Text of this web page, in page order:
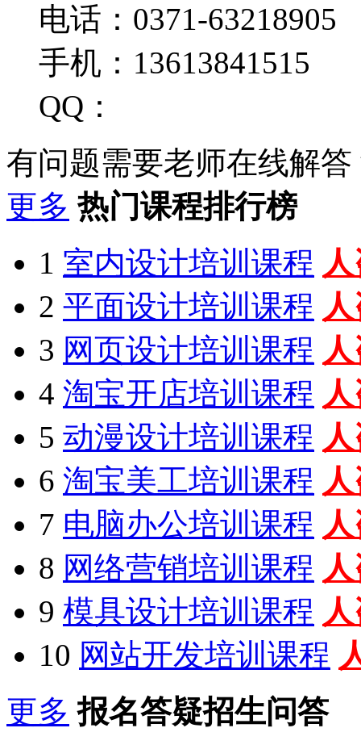
电话：0371-63218905
手机：13613841515
QQ：
有问题需要老师在线解答
更多 热门课程排行榜
1 室内设计培训课程
2 平面设计培训课程
3 网页设计培训课程
4 淘宝开店培训课程
5 动漫设计培训课程
6 淘宝美工培训课程
7 电脑办公培训课程
8 网络营销培训课程
9 模具设计培训课程
10 网站开发培训课程
更多 报名答疑招生问答